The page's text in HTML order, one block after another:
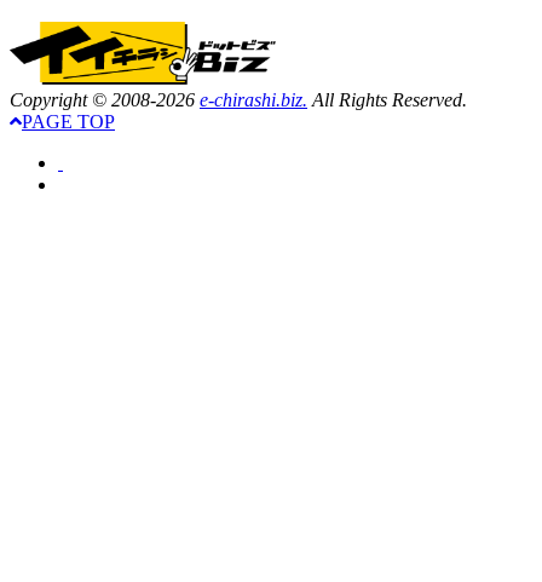
Copyright © 2008-2026 e-chirashi.biz. All Rights Reserved.
PAGE TOP